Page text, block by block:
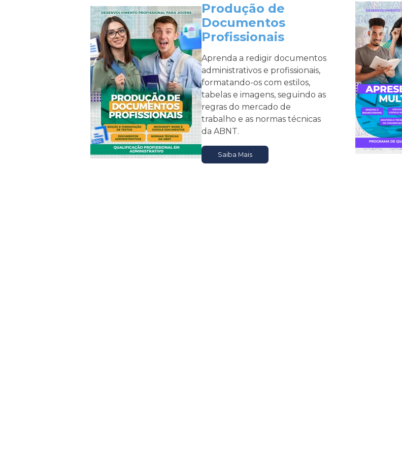
Produção de
Documentos
Profissionais
Aprenda a redigir documentos
administrativos e profissionais,
formatando-os com estilos,
tabelas e imagens, seguindo as
regras do mercado de
trabalho e as normas técnicas
da ABNT.
Saiba Mais